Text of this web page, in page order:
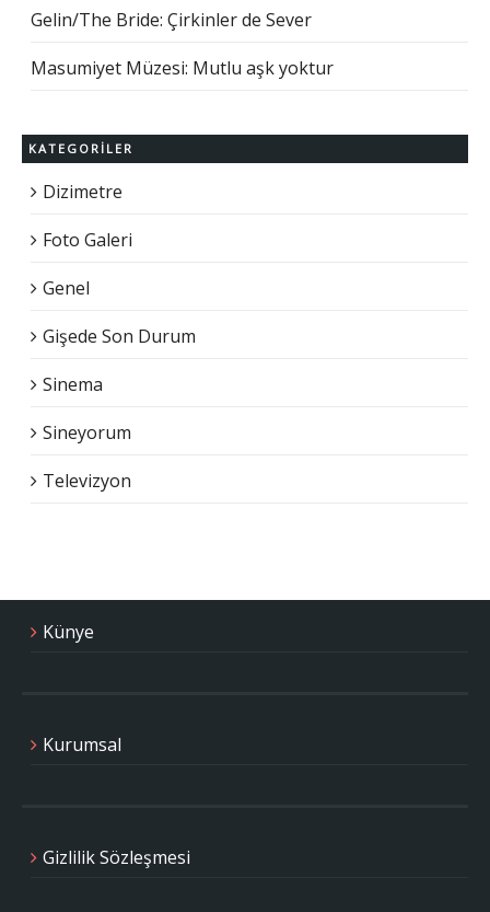
Gelin/The Bride: Çirkinler de Sever
Masumiyet Müzesi: Mutlu aşk yoktur
KATEGORILER
Dizimetre
Foto Galeri
Genel
Gişede Son Durum
Sinema
Sineyorum
Televizyon
Künye
Kurumsal
Gizlilik Sözleşmesi